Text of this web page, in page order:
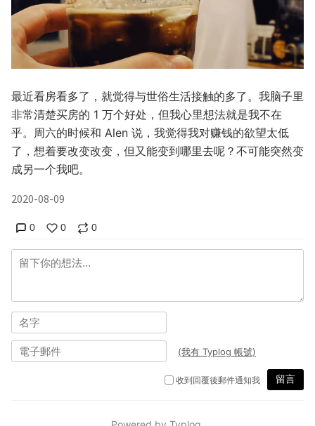
最近看房看多了，就觉得与世俗生活接触的多了。我脑子里
非常清楚买房的 1 万个好处，但我心里想法就是我不在
乎。周六的时候和 Alen 说，我觉得我对赚钱的欲望太低
了，想着要改变改变，但又能变到哪里去呢？不可能突然变
成另一个我吧。
2020-08-09